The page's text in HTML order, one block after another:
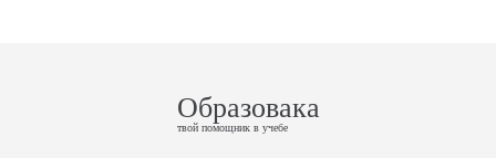
Образовака
твой помощник в учебе